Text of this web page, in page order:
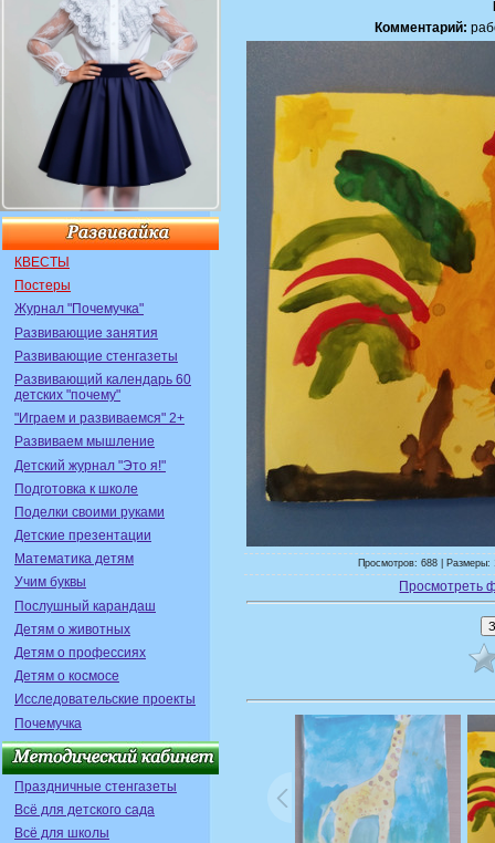
КВЕСТЫ
Постеры
Журнал "Почемучка"
Развивающие занятия
Развивающие стенгазеты
Развивающий календарь 60
детских "почему"
"Играем и развиваемся" 2+
Развиваем мышление
Детский журнал "Это я!"
Подготовка к школе
Поделки своими руками
Детские презентации
Математика детям
Учим буквы
Послушный карандаш
Детям о животных
Детям о профессиях
Детям о космосе
Исследовательские проекты
Почемучка
Праздничные стенгазеты
Всё для детского сада
Всё для школы
Комментарий:
Просмотров: 688 |
Просмотреть